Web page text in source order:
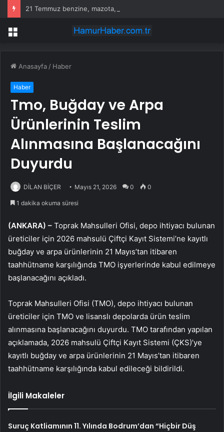
Menü
Anasayfa / Haber
Haber
Tmo, Buğday ve Arpa
Ürünlerinin Teslim
Alınmasına Başlanacağını
Duyurdu
DİLAN BİÇER Mayıs 21, 2026 0 0
1 dakika okuma süresi
(ANKARA) – Toprak Mahsulleri Ofisi, depo ihtiyacı bulunan
üreticiler için 2026 mahsulü Çiftçi Kayıt Sistemi’ne kayıtlı
buğday ve arpa ürünlerinin 21 Mayıs’tan itibaren
taahhütname karşılığında TMO işyerlerinde kabul edilmeye
başlanacağını açıkladı.
Toprak Mahsulleri Ofisi (TMO), depo ihtiyacı bulunan
üreticiler için TMO ve lisanslı depolarda ürün teslim
alınmasına başlanacağını duyurdu. TMO tarafından yapılan
açıklamada, 2026 mahsulü Çiftçi Kayıt Sistemi (ÇKS)’ye
kayıtlı buğday ve arpa ürünlerinin 21 Mayıs’tan itibaren
taahhütname karşılığında kabul edileceği bildirildi.
İlgili Makaleler
Suruç Katliamının 11. Yılında Bodrum’dan “Hiçbir Düş